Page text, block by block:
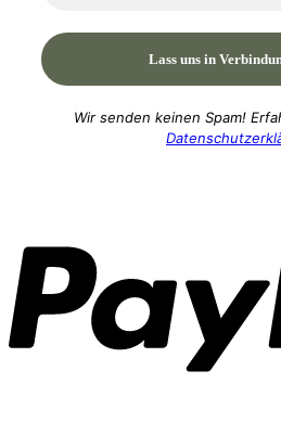
Wir senden keinen Spam!